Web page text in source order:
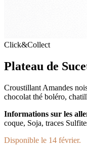
Click&Collect
Plateau de
Croustillant Amandes
chocolat thé boléro,
Informations sur les
coque, Soja, traces
Disponible le 14 février.